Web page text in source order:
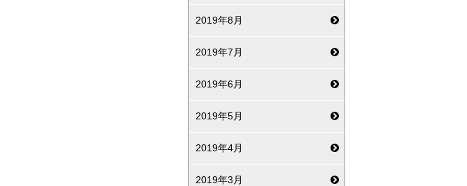
2019年8月
2019年7月
2019年6月
2019年5月
2019年4月
2019年3月